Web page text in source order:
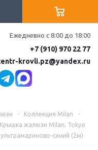
Ежедневно с 8:00 до 18:00
+7 (910) 970 22 77
krovli.pz@yandex.ru
- Коллекция Milan
-
Крышка жалюзи Milan, Tokyo
синий (2м)